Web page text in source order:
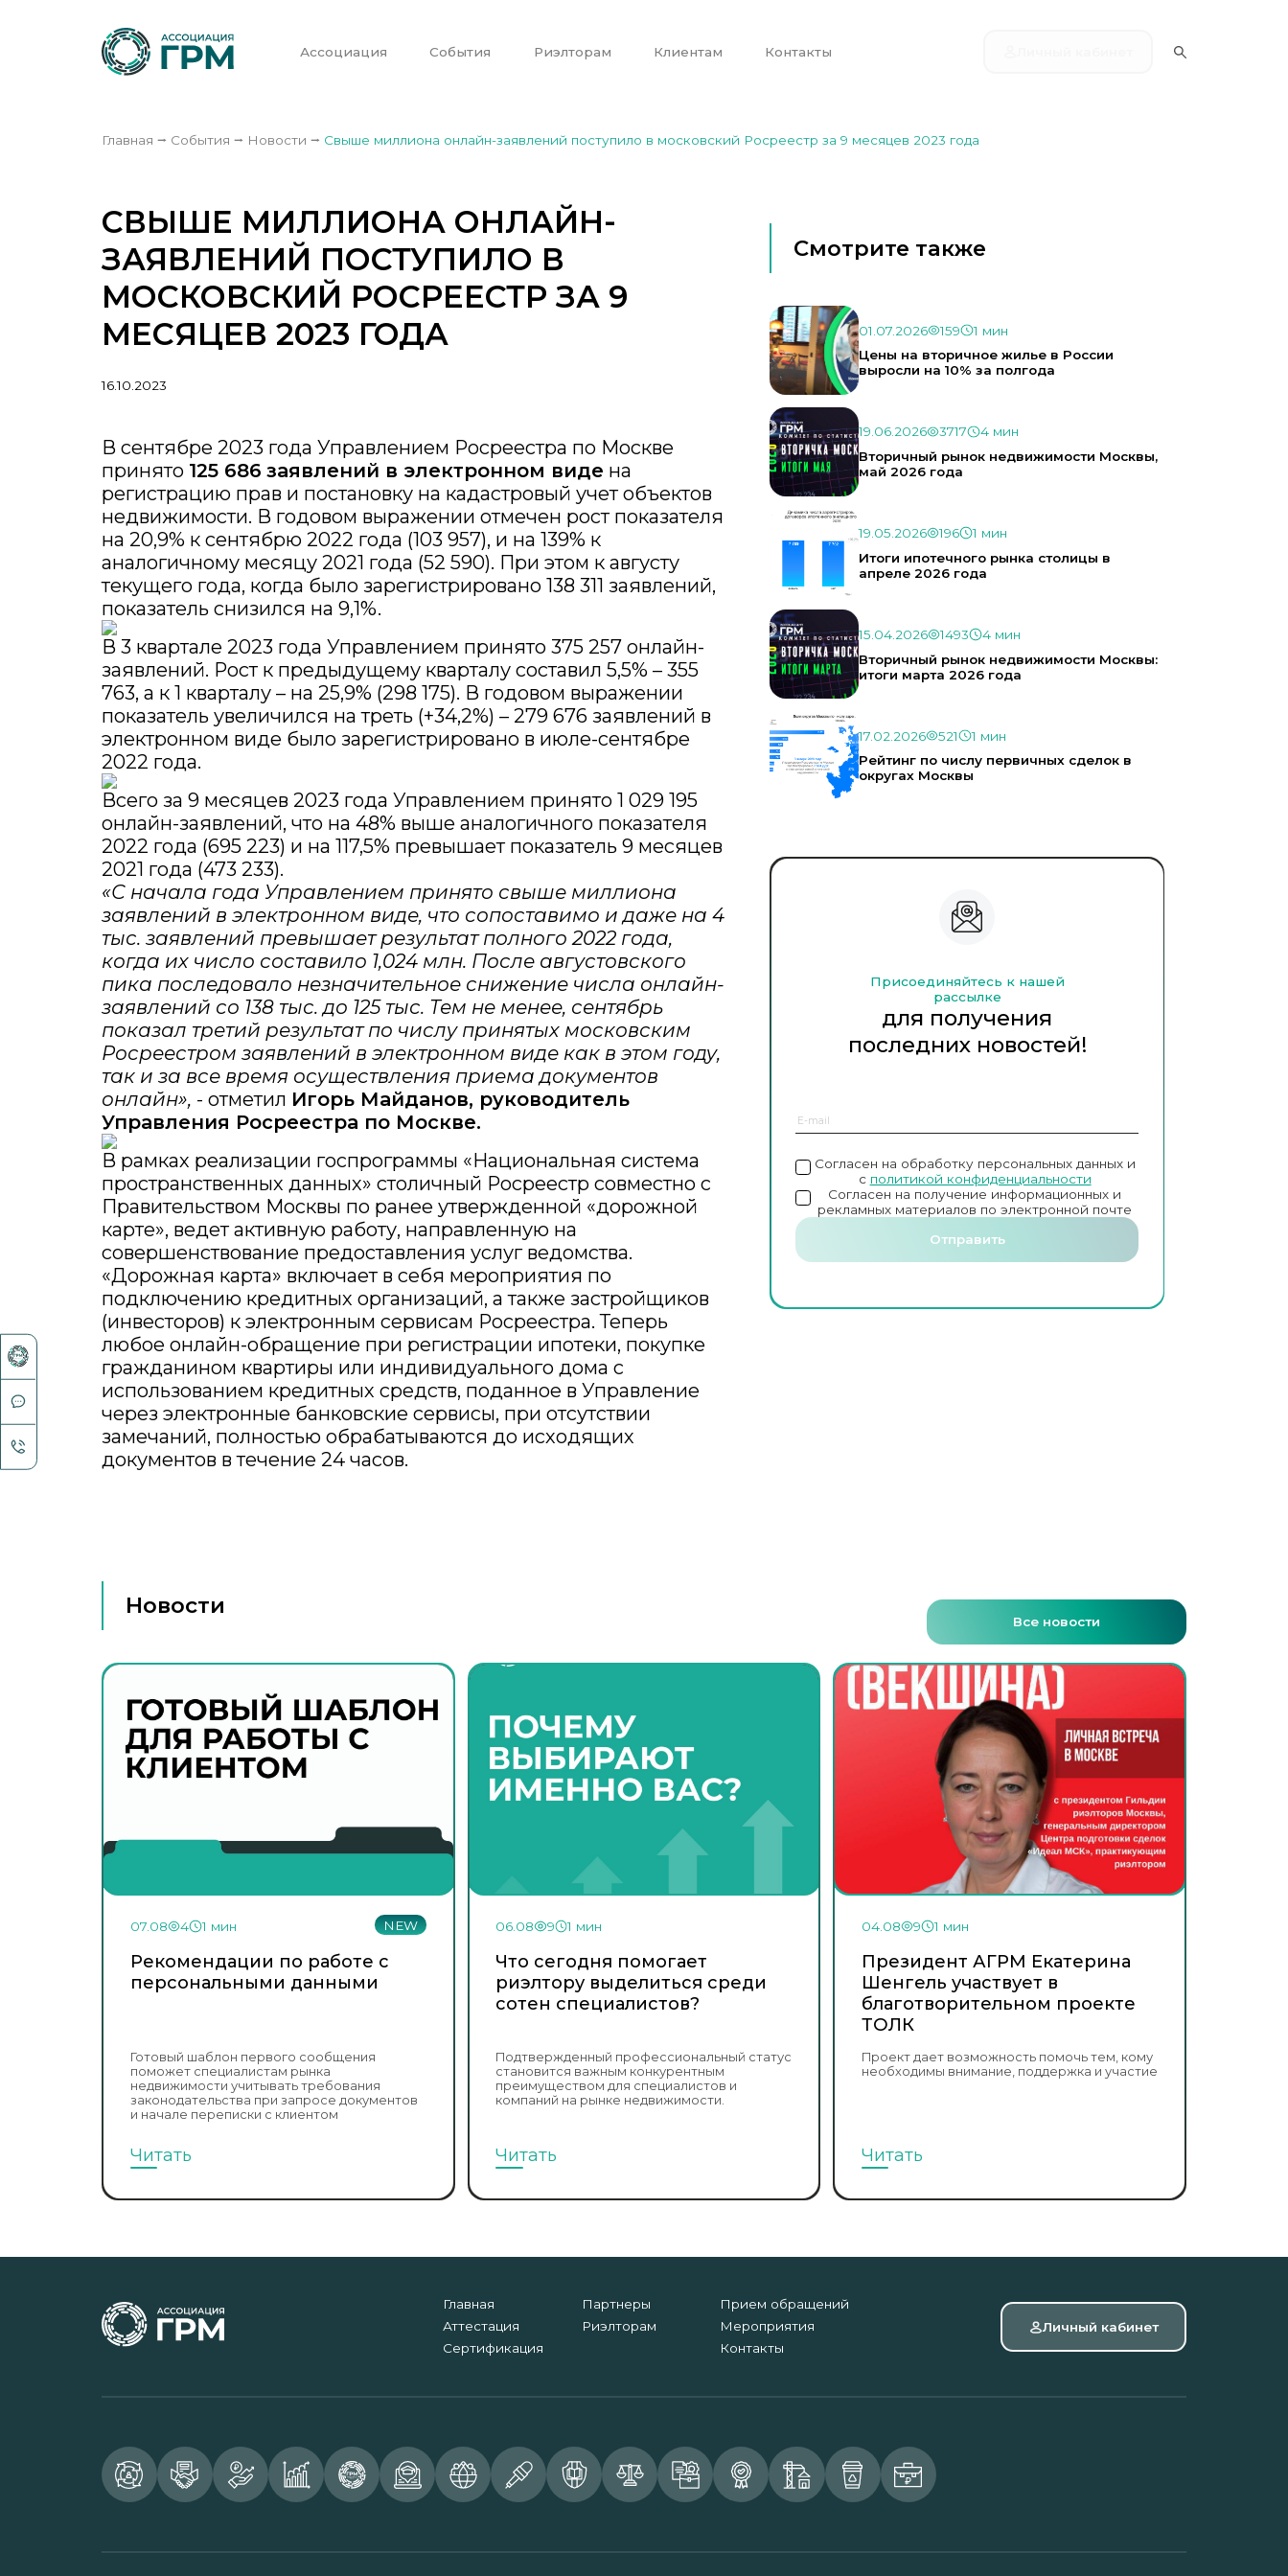
Ассоциация События Риэлторам Клиентам Контакты
Главная ⭢ События ⭢ Новости ⭢ Свыше миллиона онлайн-заявлений поступило в московский Росреестр за 9 месяцев 2023 года
СВЫШЕ МИЛЛИОНА ОНЛАЙН-
ЗАЯВЛЕНИЙ ПОСТУПИЛО В
МОСКОВСКИЙ РОСРЕЕСТР ЗА 9
МЕСЯЦЕВ 2023 ГОДА
16.10.2023
В сентябре 2023 года Управлением Росреестра по Москве
принято 125 686 заявлений в электронном виде на
регистрацию прав и постановку на кадастровый учет объектов
недвижимости. В годовом выражении отмечен рост показателя
на 20,9% к сентябрю 2022 года (103 957), и на 139% к
аналогичному месяцу 2021 года (52 590). При этом к августу
текущего года, когда было зарегистрировано 138 311 заявлений,
показатель снизился на 9,1%.
В 3 квартале 2023 года Управлением принято 375 257 онлайн-
заявлений. Рост к предыдущему кварталу составил 5,5% – 355
763, а к 1 кварталу – на 25,9% (298 175). В годовом выражении
показатель увеличился на треть (+34,2%) – 279 676 заявлений в
электронном виде было зарегистрировано в июле-сентябре
2022 года.
Всего за 9 месяцев 2023 года Управлением принято 1 029 195
онлайн-заявлений, что на 48% выше аналогичного показателя
2022 года (695 223) и на 117,5% превышает показатель 9 месяцев
2021 года (473 233).
«С начала года Управлением принято свыше миллиона
заявлений в электронном виде, что сопоставимо и даже на 4
тыс. заявлений превышает результат полного 2022 года,
когда их число составило 1,024 млн. После августовского
пика последовало незначительное снижение числа онлайн-
заявлений со 138 тыс. до 125 тыс. Тем не менее, сентябрь
показал третий результат по числу принятых московским
Росреестром заявлений в электронном виде как в этом году,
так и за все время осуществления приема документов
онлайн», - отметил Игорь Майданов, руководитель
Управления Росреестра по Москве.
В рамках реализации госпрограммы «Национальная система
пространственных данных» столичный Росреестр совместно с
Правительством Москвы по ранее утвержденной «дорожной
карте», ведет активную работу, направленную на
совершенствование предоставления услуг ведомства.
«Дорожная карта» включает в себя мероприятия по
подключению кредитных организаций, а также застройщиков
(инвесторов) к электронным сервисам Росреестра. Теперь
любое онлайн-обращение при регистрации ипотеки, покупке
гражданином квартиры или индивидуального дома с
использованием кредитных средств, поданное в Управление
через электронные банковские сервисы, при отсутствии
замечаний, полностью обрабатываются до исходящих
документов в течение 24 часов.
Смотрите также
01.07.2026 159
1 мин
Цены на вторичное жилье в России
выросли на 10% за полгода
19.06.2026 3717
4 мин
Вторичный рынок недвижимости Москвы,
май 2026 года
19.05.2026 196
1 мин
Итоги ипотечного рынка столицы в
апреле 2026 года
15.04.2026 1493
4 мин
Вторичный рынок недвижимости Москвы:
итоги марта 2026 года
17.02.2026 521
1 мин
Рейтинг по числу первичных сделок в
округах Москвы
Присоединяйтесь к нашей
рассылке
для получения
последних новостей!
Согласен на обработку персональных данных и
с политикой конфиденциальности
Согласен на получение информационных и
рекламных материалов по электронной почте
Отправить
Новости
Все новости
NEW
07.08 4 1 мин
Рекомендации по работе с
персональными данными
Готовый шаблон первого сообщения
поможет специалистам рынка
недвижимости учитывать требования
законодательства при запросе документов
и начале переписки с клиентом
Читать
06.08 9 1 мин
Что сегодня помогает
риэлтору выделиться среди
сотен специалистов?
Подтвержденный профессиональный статус
становится важным конкурентным
преимуществом для специалистов и
компаний на рынке недвижимости.
Читать
04.08 9 1 мин
Президент АГРМ Екатерина
Шенгель участвует в
благотворительном проекте
ТОЛК
Проект дает возможность помочь тем, кому
необходимы внимание, поддержка и участие
Читать
Главная
Аттестация
Сертификация
Партнеры
Риэлторам
Прием обращений
Мероприятия
Контакты
Личный кабинет